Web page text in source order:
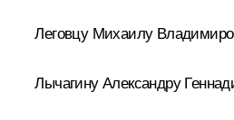
Леговцу Михаилу
Лычагину Александру